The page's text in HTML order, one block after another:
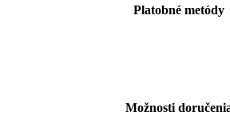
Platobné metódy
Možnosti